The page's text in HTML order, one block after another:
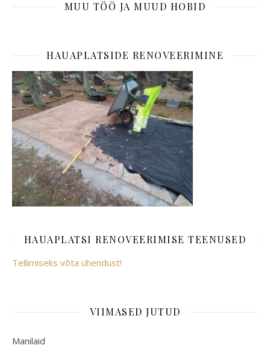
MUU TÖÖ JA MUUD HOBID
HAUAPLATSIDE RENOVEERIMINE
HAUAPLATSI RENOVEERIMISE TEENUSED
Tellimiseks võta ühendust!
VIIMASED JUTUD
Manilaid